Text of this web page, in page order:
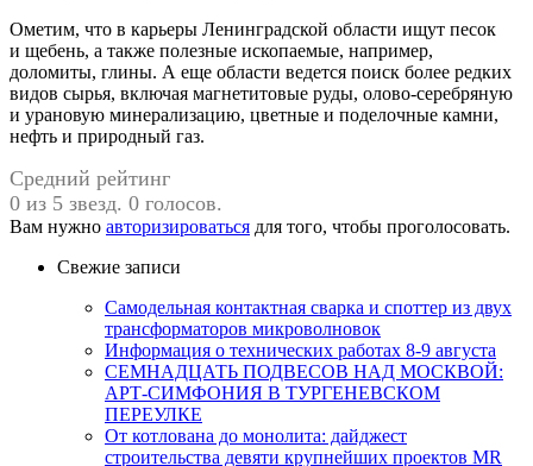
Ометим, что в карьеры Ленинградской области ищут песок
и щебень, а также полезные ископаемые, например,
доломиты, глины. А еще области ведется поиск более редких
видов сырья, включая магнетитовые руды, олово-серебряную
и урановую минерализацию, цветные и поделочные камни,
нефть и природный газ.
Средний рейтинг
0 из 5 звезд. 0 голосов.
Вам нужно авторизироваться для того, чтобы проголосовать.
Свежие записи
Самодельная контактная сварка и споттер из двух
трансформаторов микроволновок
Информация о технических работах 8-9 августа
СЕМНАДЦАТЬ ПОДВЕСОВ НАД МОСКВОЙ:
АРТ-СИМФОНИЯ В ТУРГЕНЕВСКОМ
ПЕРЕУЛКЕ
От котлована до монолита: дайджест
строительства девяти крупнейших проектов MR